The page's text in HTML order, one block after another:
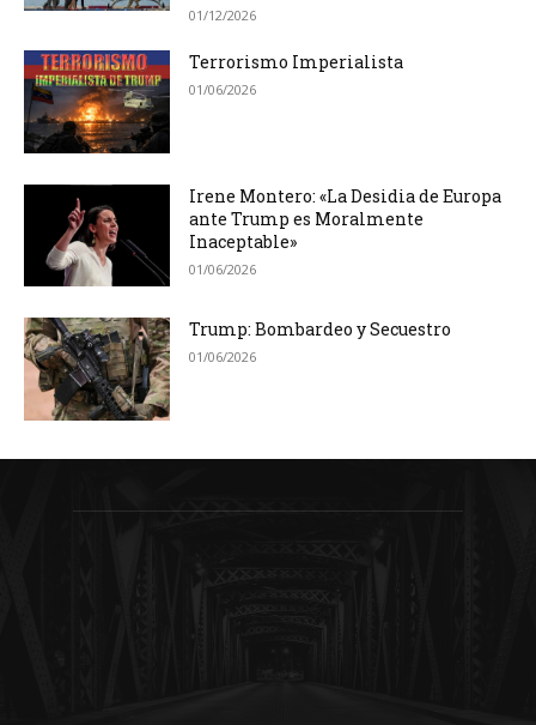
01/12/2026
Terrorismo Imperialista
01/06/2026
Irene Montero: «La Desidia de Europa
ante Trump es Moralmente
Inaceptable»
01/06/2026
Trump: Bombardeo y Secuestro
01/06/2026